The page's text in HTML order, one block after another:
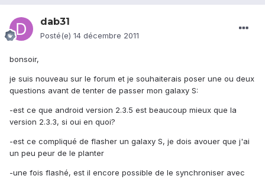
dab31
Posté(e) 14 décembre 2011
bonsoir,
je suis nouveau sur le forum et je souhaiterais poser une ou deux
questions avant de tenter de passer mon galaxy S:
-est ce que android version 2.3.5 est beaucoup mieux que la
version 2.3.3, si oui en quoi?
-est ce compliqué de flasher un galaxy S, je dois avouer que j'ai
un peu peur de le planter
-une fois flashé, est il encore possible de le synchroniser avec